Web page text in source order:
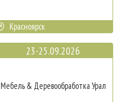
Красноярск
23-25.09.2026
Мебель & Деревообработка Урал